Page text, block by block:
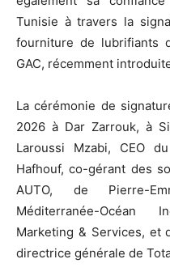
Tunisie à travers la
fourniture de lubrifiants
GAC, récemment
La cérémonie de
2026 à Dar Zarrouk, à
Laroussi Mzabi, CEO
Hafhouf, co-gérant des
AUTO, de Pierre-
Méditerranée-Océan
Marketing & Services, et
directrice générale de